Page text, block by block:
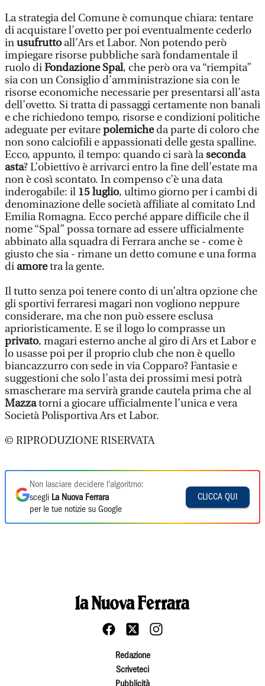
La strategia del Comune è comunque chiara: tentare
di acquistare l’ovetto per poi eventualmente cederlo
inusufruttoall’Ars et Labor. Non potendo però
impiegare risorse pubbliche sarà fondamentale il
ruolo diFondazione Spal, che però ora va “riempita”
sia con un Consiglio d’amministrazione sia con le
risorse economiche necessarie per presentarsi all’asta
dell’ovetto. Si tratta di passaggi certamente non banali
e che richiedono tempo, risorse e condizioni politiche
adeguate per evitarepolemicheda parte di coloro che
non sono calciofili e appassionati delle gesta spalline.
Ecco, appunto, il tempo: quando ci sarà laseconda
asta? L’obiettivo è arrivarci entro la fine dell’estate ma
non è così scontato. In compenso c’è una data
inderogabile: il 15 luglio, ultimo giorno per i cambi di
denominazione delle società affiliate al comitato Lnd
Emilia Romagna. Ecco perché appare difficile che il
nome “Spal” possa tornare ad essere ufficialmente
abbinato alla squadra di Ferrara anche se - come è
giusto che sia - rimane un detto comune e una forma
di amoretra la gente.
Il tutto senza poi tenere conto di un’altra opzione che
gli sportivi ferraresi magari non vogliono neppure
considerare, ma che non può essere esclusa
aprioristicamente. E se il logo lo comprasse un
privato, magari esterno anche al giro di Ars et Labor e
lo usasse poi per il proprio club che non è quello
biancazzurro con sede in via Copparo? Fantasie e
suggestioni che solo l’asta dei prossimi mesi potrà
smascherare ma servirà grande cautela prima che al
Mazzatorni a giocare ufficialmente l’unica e vera
Società Polisportiva Ars et Labor.
© RIPRODUZIONE RISERVATA
Non lasciare decidere l'algoritmo:
scegli La Nuova Ferrara
per le tue notizie su Google
CLICCA QUI
Redazione
Scriveteci
Pubblicità